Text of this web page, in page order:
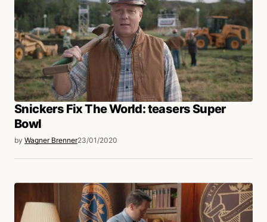
Snickers Fix The World: teasers Super
Bowl
by Wagner Brenner23/01/2020